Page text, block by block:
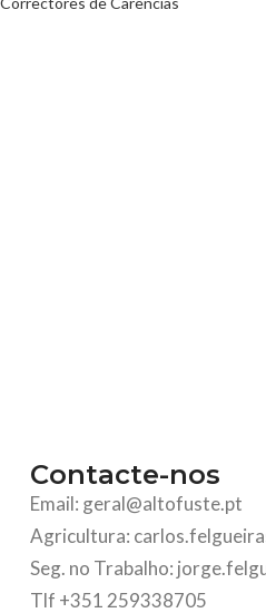
Contacte-nos
Email: geral@altofuste.pt
Agricultura:
Seg. no Trabalho:
Tlf +351 259338705